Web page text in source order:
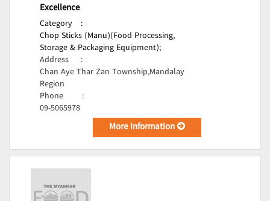
Excellence
Category
:
Chop Sticks (Manu)(Food Processing,
Storage & Packaging Equipment);
Address
:
Chan Aye Thar Zan Township,Mandalay
Region
Phone
:
09-5065978
More Information